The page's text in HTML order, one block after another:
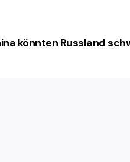
könnten Russland